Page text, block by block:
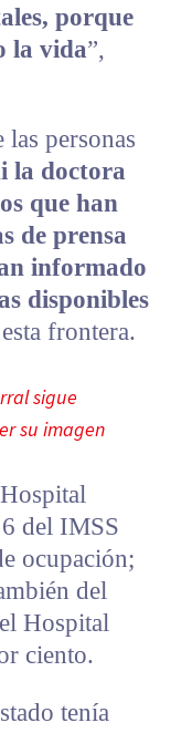
porque
la vida”,
personas
la doctora
que han
de prensa
informado
disponibles
frontera.
sigue
su imagen
del IMSS
ocupación;
del
Hospital
ciento.
tenía